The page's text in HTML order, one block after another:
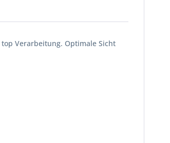
Verarbeitung. Optimale Sicht